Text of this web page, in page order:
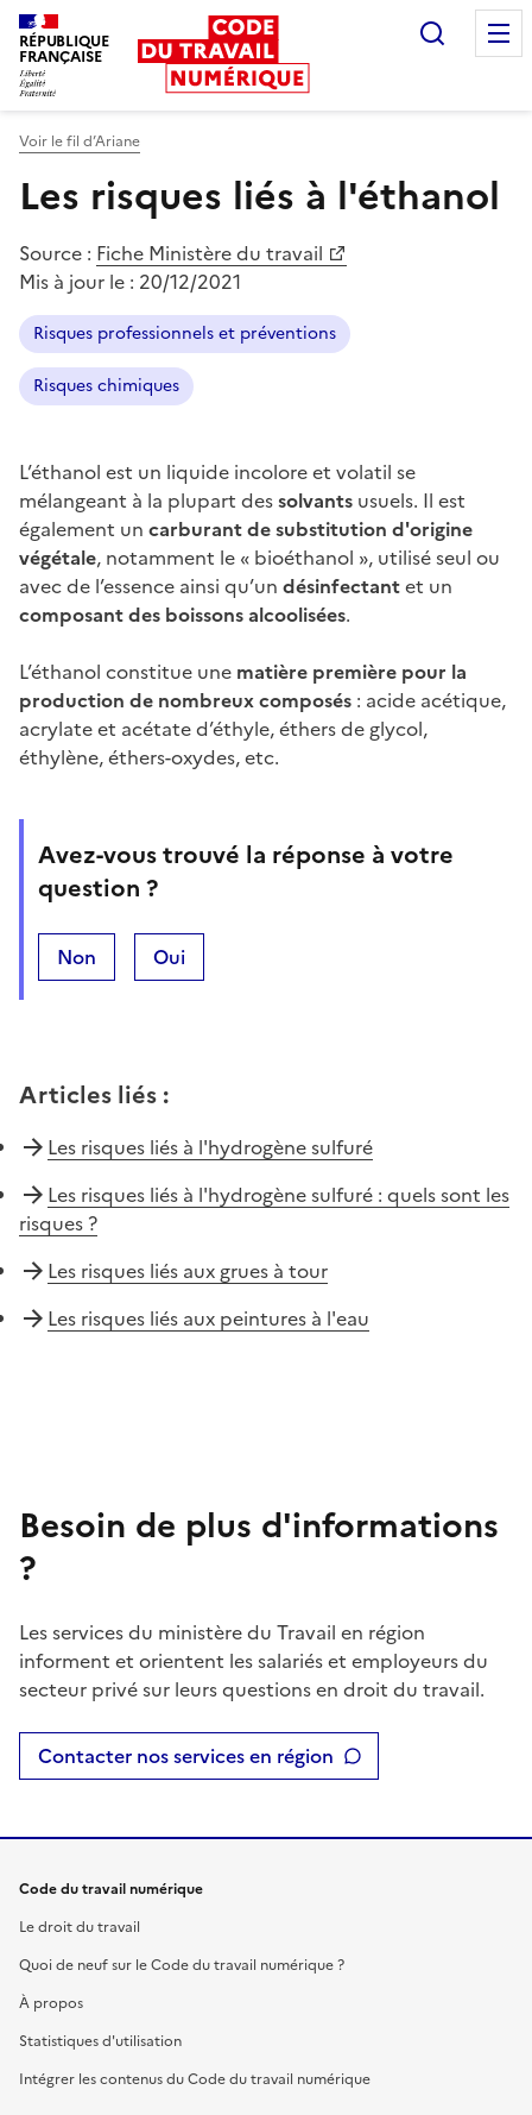
RÉPUBLIQUE
FRANÇAISE
Voir le fil d’Ariane
Les risques liés à l'éthanol
Source : Fiche Ministère du travail
Mis à jour le : 20/12/2021
Risques professionnels et préventions
Risques chimiques
L’éthanol est un liquide incolore et volatil se
mélangeant à la plupart dessolvants usuels. Il est
également un carburant de substitution d'origine
végétale, notamment le « bioéthanol », utilisé seul ou
avec de l’essence ainsi qu’un désinfectantet un
composant des boissons alcoolisées.
L’éthanol constitue une matière première pour la
production de nombreux composés : acide acétique,
acrylate et acétate d’éthyle, éthers de glycol,
éthylène, éthers-oxydes, etc.
Avez-vous trouvé la réponse à votre
question ?
Non Oui
Articles liés :
Les risques liés à l'hydrogène sulfuré
Les risques liés à l'hydrogène sulfuré : quels sont les
risques ?
Les risques liés aux grues à tour
Les risques liés aux peintures à l'eau
Besoin de plus d'informations
?
Les services du ministère du Travail en région
informent et orientent les salariés et employeurs du
secteur privé sur leurs questions en droit du travail.
Contacter nos services en région
Code du travail numérique
Le droit du travail
Quoi de neuf sur le Code du travail numérique ?
À propos
Statistiques d'utilisation
Intégrer les contenus du Code du travail numérique